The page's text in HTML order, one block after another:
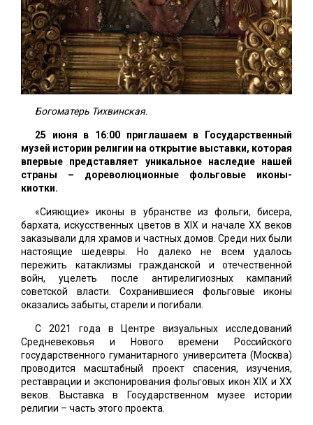
Богоматерь Тихвинская.
25 июня в 16:00 приглашаем в Государственный
музей истории религии на открытие выставки, которая
впервые представляет уникальное наследие нашей
страны – дореволюционные фольговые иконы-
киотки.
«Сияющие» иконы в убранстве из фольги, бисера,
бархата, искусственных цветов в XIX и начале XX веков
заказывали для храмов и частных домов. Среди них были
настоящие шедевры. Но далеко не всем удалось
пережить катаклизмы гражданской и отечественной
войн, уцелеть после антирелигиозных кампаний
советской власти. Сохранившиеся фольговые иконы
оказались забыты, старели и погибали.
С 2021 года в Центре визуальных исследований
Средневековья и Нового времени Российского
государственного гуманитарного университета (Москва)
проводится масштабный проект спасения, изучения,
реставрации и экспонирования фольговых икон XIX и XX
веков. Выставка в Государственном музее истории
религии – часть этого проекта.